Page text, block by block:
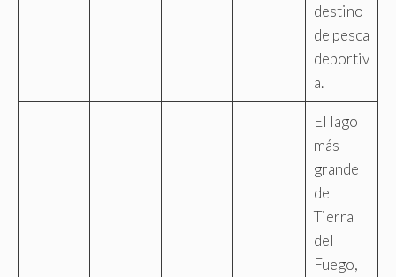
destino
de pesca
deportiv
a.
El lago
más
grande
de
Tierra
del
Fuego,